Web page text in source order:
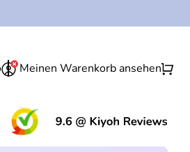
Meinen Warenkorb ansehenshopping_cart